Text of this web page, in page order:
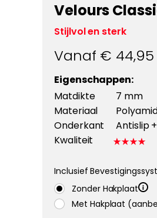
Velours
Stijlvol en sterk
Vanaf € 44,95
Eigenschappen:
Matdikte
7 mm
Materiaal
Onderkant
Antislip +
Kwaliteit
Inclusief
Zonder Hakplaat
Met Hakplaat